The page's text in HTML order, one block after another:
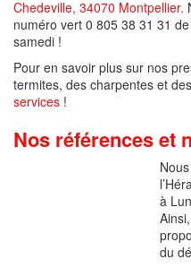
Chedeville, 34070 Montpellier.
numéro vert 0 805 38 31 31
samedi !
Pour en savoir plus sur nos
termites, des charpentes et
services !
Nos références et
à
du